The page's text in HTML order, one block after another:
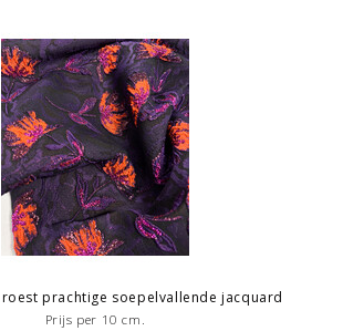
prachtige soepelvallende jacquard
Prijs per 10 cm.